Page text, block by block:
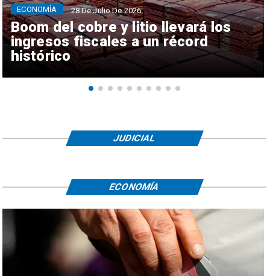
Boom del cobre y litio llevará los
ingresos fiscales a un récord
histórico
ECONOMÍA 28 De Julio De 2026
JUDICIAL
ECONOMÍA